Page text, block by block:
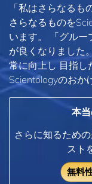
「私はさらなる
さらなるものを
います。 「グル
が良くなりました
常に向上し 目指し
Scientologyのおか
本当
さらに知るため
スト
無料